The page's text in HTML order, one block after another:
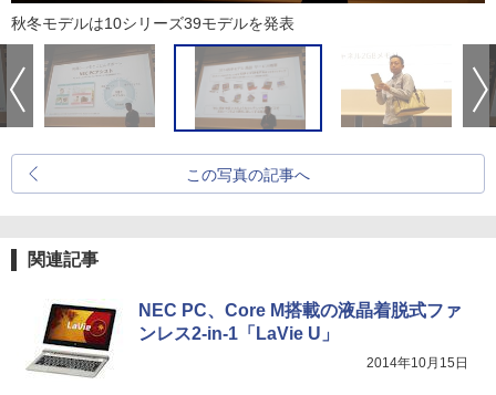
秋冬モデルは10シリーズ39モデルを発表
この写真の記事へ
関連記事
NEC PC、Core M搭載の液晶着脱式ファ
ンレス2-in-1「LaVie U」
2014年10月15日